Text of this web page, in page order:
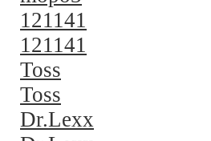
121141
121141
Toss
Toss
Dr.Lexx